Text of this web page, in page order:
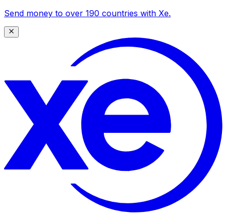
Send money to over 190 countries with Xe.